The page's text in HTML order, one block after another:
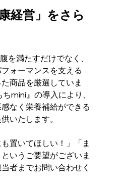
経営」をさら
を満たすだけでなく、
ォーマンスを支える
商品を厳選していま
mini』の導入により、
なく栄養補給ができる
いたします。
置いてほしい！」「ま
いうご要望がございま
者までお問い合わせく